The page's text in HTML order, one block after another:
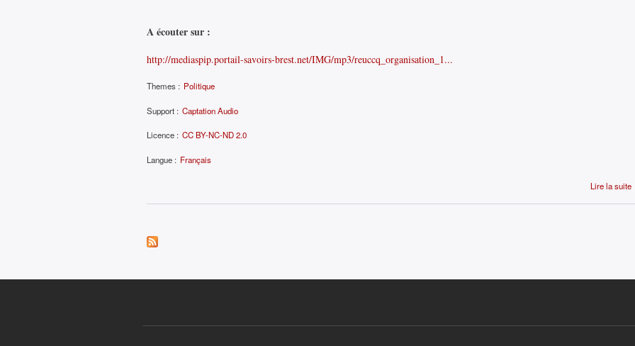
A écouter sur :
http://mediaspip.portail-savoirs-brest.net/IMG/mp3/reuccq_organisation_1...
Themes : Politique
Support : Captation Audio
Licence : CC BY-NC-ND 2.0
Langue : Français
Lire la suite